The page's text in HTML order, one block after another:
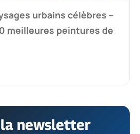
urbains célèbres –
meilleures peintures de
newsletter